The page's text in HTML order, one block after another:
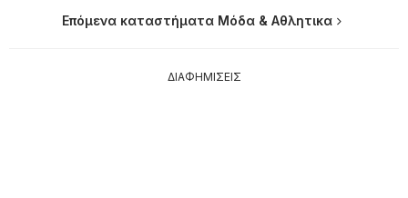
Επόμενα καταστήματα Μόδα & Aθλητικα
ΔΙΑΦΗΜΙΣΕΙΣ